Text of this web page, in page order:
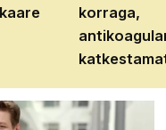
korraga,